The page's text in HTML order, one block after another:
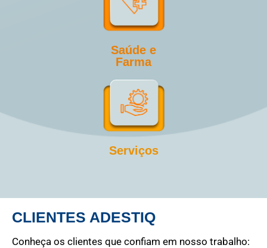
Saúde e
Farma
Serviços
CLIENTES ADESTIQ
Conheça os clientes que confiam em nosso trabalho: